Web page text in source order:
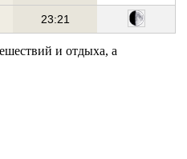
23:21
и отдыха, а